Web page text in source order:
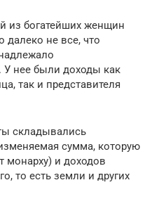
из богатейших женщин
далеко не все, что
У нее были доходы как
так и представителя
складывались
сумма, которую
монарху) и доходов
то есть земли и других